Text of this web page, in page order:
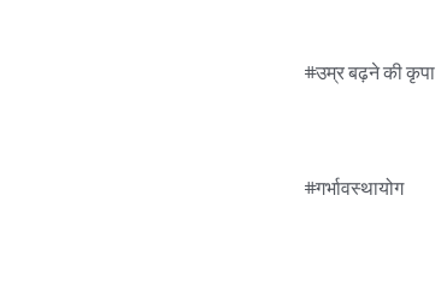
#उम्र बढ़ने की कृपा
#गर्भावस्थायोग